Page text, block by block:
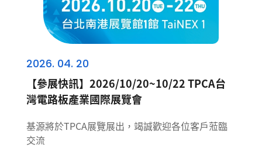
2026. 04. 20
【參展快訊】2026/10/20~10/22 TPCA台
灣電路板產業國際展覽會
基源將於TPCA展覽展出，竭誠歡迎各位客戶蒞臨
交流